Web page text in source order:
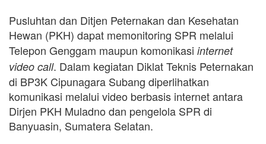
Pusluhtan dan Ditjen Peternakan dan Kesehatan
Hewan (PKH) dapat memonitoring SPR melalui
Telepon Genggam maupun komonikasi internet
video call. Dalam kegiatan Diklat Teknis Peternakan
di BP3K Cipunagara Subang diperlihatkan
komunikasi melalui video berbasis internet antara
Dirjen PKH Muladno dan pengelola SPR di
Banyuasin, Sumatera Selatan.